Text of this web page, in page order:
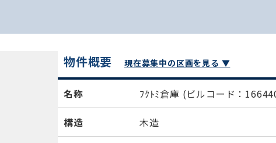
物件概要 現在募集中の区画を見る ▼
名称 ﾌｸﾄﾐ倉庫 (ビルコード：
構造 木造